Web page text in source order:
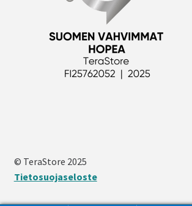
© TeraStore 2025
Tietosuojaseloste